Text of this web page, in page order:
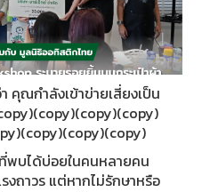
คุณกำลังเข้าข่ายเสี่ยงเป็น
พบได้บ่อยในคนหลายคน
งถาวร แต่หากไม่รักษาหรือ